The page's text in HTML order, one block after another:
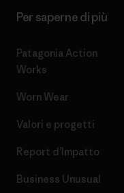
Per saperne di più
Patagonia Action
Works
Worn Wear
Valori e progetti
Report d’Impatto
Business Unusual